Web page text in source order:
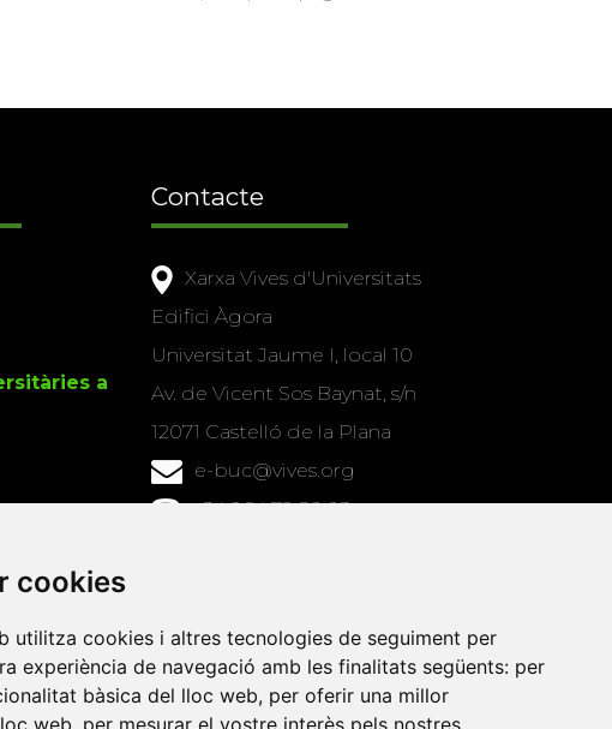
cookies
utilitza cookies i altres tecnologies de seguiment per
experiència de navegació amb les finalitats següents: per
bàsica del lloc web, per oferir una millor
web per mesurar el vostre interès pels nostres
a
Contacte
Xarxa Vives d'Universitats
Edifici Àgora
Universitat Jaume I, local 10
Av. de Vicent Sos Baynat, s/n
12071 Castelló de la Plana
e-buc@vives.org
+34 964 72 89 93